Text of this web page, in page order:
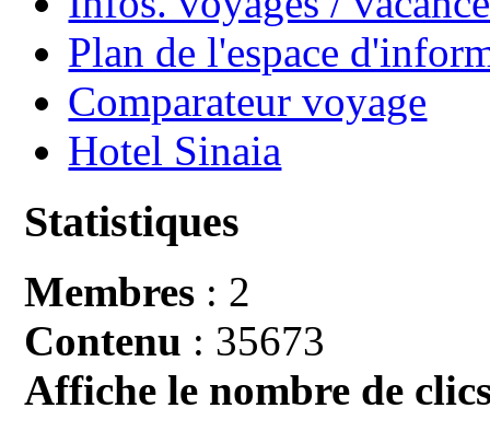
Plan de l'espace
Comparateur voyage
Hotel Sinaia
Statistiques
Membres : 2
Contenu : 35673
Affiche le nombre de